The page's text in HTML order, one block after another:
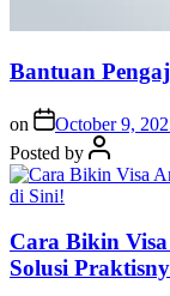
Bantuan
on October 9,
Posted by
Cara Bikin
Solusi